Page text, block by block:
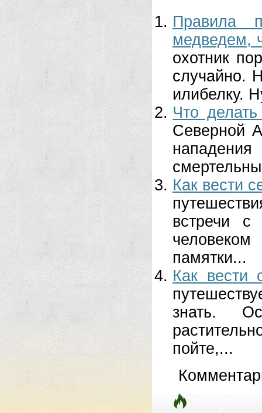
Правила
медведем,
охотник
случайно.
илибелку.
Что
Северной
Как вести
встречи
памятки...
Как вести
знать.
пойте,...